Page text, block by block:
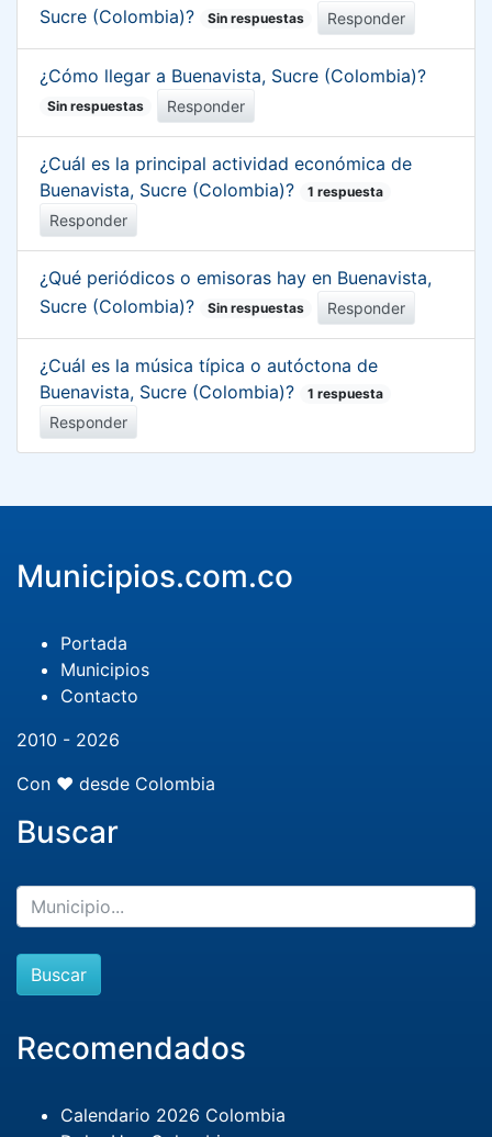
Sucre (Colombia)?
Sin respuestas Responder
¿Cómo llegar a Buenavista, Sucre (Colombia)?
Sin respuestas Responder
¿Cuál es la principal actividad económica de
Buenavista, Sucre (Colombia)?
1 respuesta
Responder
¿Qué periódicos o emisoras hay en Buenavista,
Sucre (Colombia)?
Sin respuestas Responder
¿Cuál es la música típica o autóctona de
Buenavista, Sucre (Colombia)?
1 respuesta
Responder
Municipios.com.co
Portada
Municipios
Contacto
2010 - 2026
Con ❤️ desde Colombia
Buscar
Buscar
Recomendados
Calendario 2026 Colombia